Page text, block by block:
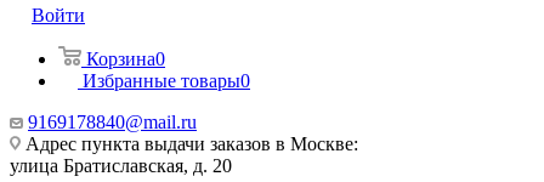
Войти
Корзина0
Избранные товары0
9169178840@mail.ru
Адрес пункта выдачи заказов в Москве:
улица Братиславская, д. 20